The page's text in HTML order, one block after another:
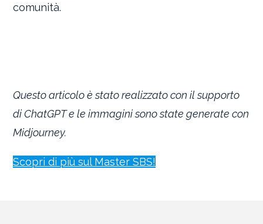
comunità.
Questo articolo è stato realizzato con il supporto
di ChatGPT e le immagini sono state generate con
Midjourney.
Scopri di più sul Master SBS!